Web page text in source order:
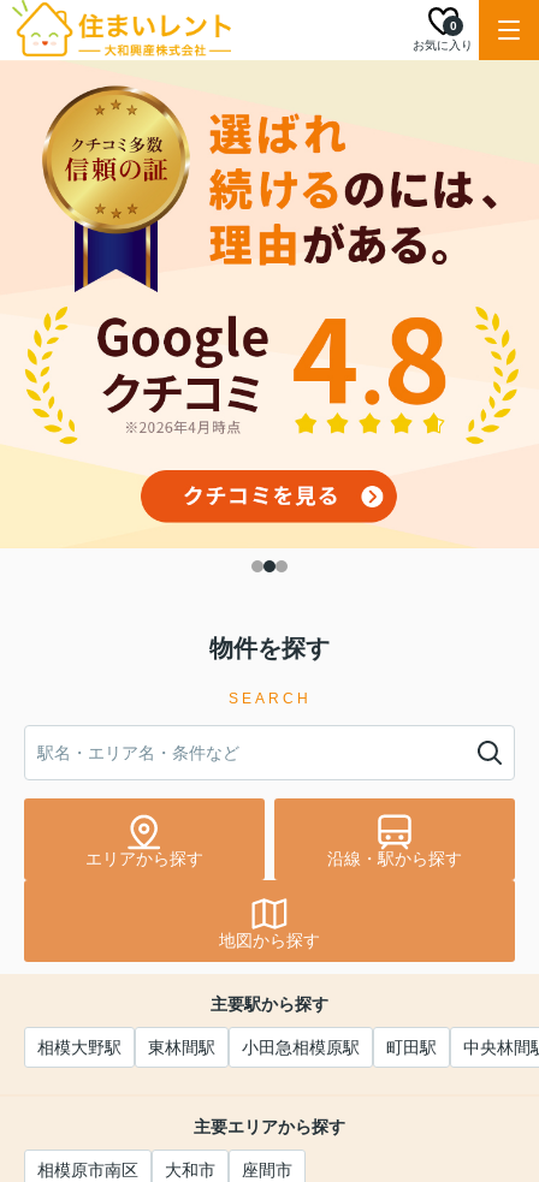
お気に入り
0
物件を探す
SEARCH
エリアから探す 沿線・駅から探す
地図から探す
主要駅から探す
相模大野駅 東林間駅 小田急相模原駅 町田駅 中央林間
主要エリアから探す
相模原市南区 大和市 座間市